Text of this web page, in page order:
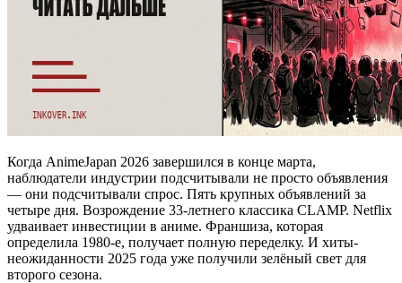
Когда AnimeJapan 2026 завершился в конце марта,
наблюдатели индустрии подсчитывали не просто объявления
— они подсчитывали спрос. Пять крупных объявлений за
четыре дня. Возрождение 33-летнего классика CLAMP. Netflix
удваивает инвестиции в аниме. Франшиза, которая
определила 1980-е, получает полную переделку. И хиты-
неожиданности 2025 года уже получили зелёный свет для
второго сезона.